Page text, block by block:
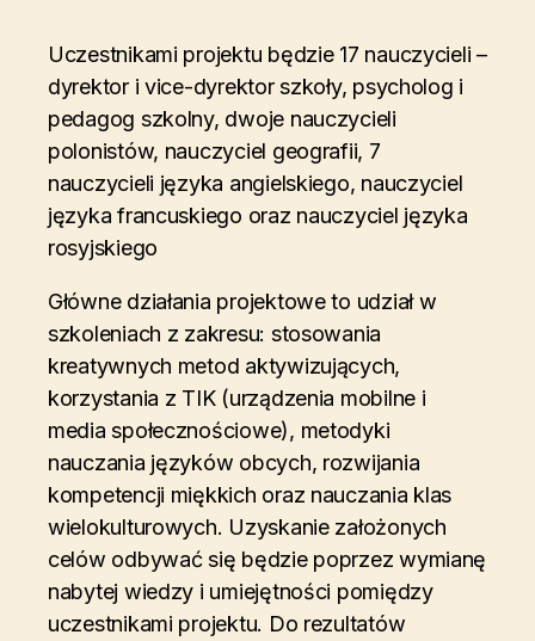
Uczestnikami projektu będzie 17 nauczycieli –
dyrektor i vice-dyrektor szkoły, psycholog i
pedagog szkolny, dwoje nauczycieli
polonistów, nauczyciel geografii, 7
nauczycieli języka angielskiego, nauczyciel
języka francuskiego oraz nauczyciel języka
rosyjskiego
Główne działania projektowe to udział w
szkoleniach z zakresu: stosowania
kreatywnych metod aktywizujących,
korzystania z TIK (urządzenia mobilne i
media społecznościowe), metodyki
nauczania języków obcych, rozwijania
kompetencji miękkich oraz nauczania klas
wielokulturowych. Uzyskanie założonych
celów odbywać się będzie poprzez wymianę
nabytej wiedzy i umiejętności pomiędzy
uczestnikami projektu. Do rezultatów